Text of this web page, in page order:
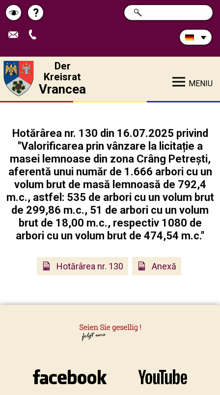
Schimbă
contrastul
Pagina
de
?
Durchsuchen
Sie
SUCHE
Der
Kreisrat
Vrancea MENIU
Hotărârea nr. 130 din 16.07.2025 privind
''Valorificarea prin vânzare la licitație a
masei lemnoase din zona Crâng Petrești,
aferentă unui număr de 1.666 arbori cu un
volum brut de masă lemnoasă de 792,4
m.c., astfel: 535 de arbori cu un volum brut
de 299,86 m.c., 51 de arbori cu un volum
brut de 18,00 m.c., respectiv 1080 de
arbori cu un volum brut de 474,54 m.c.''
Hotărârea nr. 130 Anexă